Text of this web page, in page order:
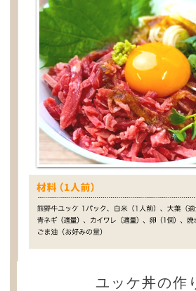
ユッケ丼の作